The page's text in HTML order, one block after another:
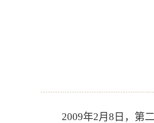
2009年2月 8 日，第